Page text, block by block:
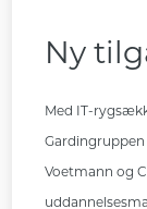
Ny
Med IT-
Voetmann og